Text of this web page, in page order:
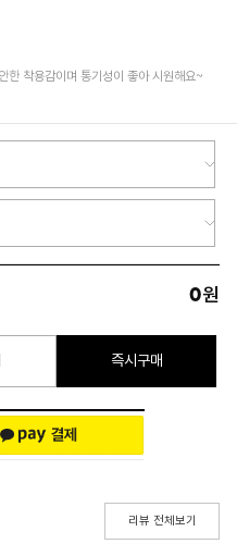
한 착용감이며 통기성이 좋아 시원해요~
0원
즉시구매
리뷰 전체보기